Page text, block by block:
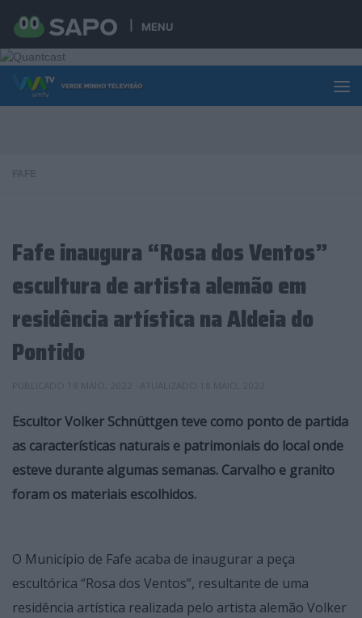
MENU
Skip to content
Fafe inaugura “Rosa dos Ventos”
escultura de artista alemão em
residência artística na Aldeia do
Pontido
Escultor Volker Schnüttgen teve como ponto de partida
as características naturais e patrimoniais do local onde
esteve durante algumas semanas. Carvalho e granito
foram os materiais escolhidos.
O Município de Fafe acaba de inaugurar a peça
escultórica “Rosa dos Ventos”, resultante de uma
residência artística realizada pelo artista alemão Volker